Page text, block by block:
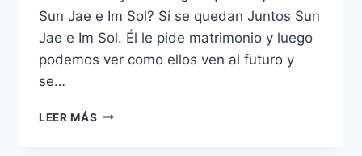
Sun Jae e Im Sol? Sí se quedan Juntos Sun
Jae e Im Sol. Él le pide matrimonio y luego
podemos ver como ellos ven al futuro y
se…
LEER MÁS FINAL